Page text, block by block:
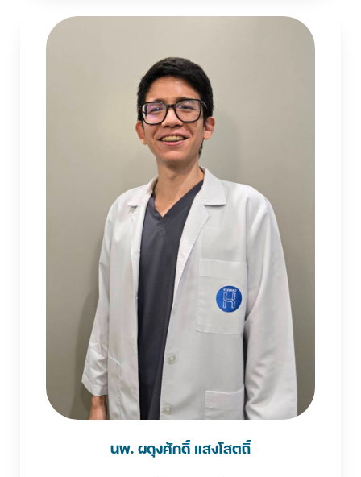
นพ. ผดุงศักดิ์ แสงโสตถิ์